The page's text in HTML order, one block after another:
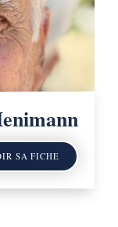
SA FICHE